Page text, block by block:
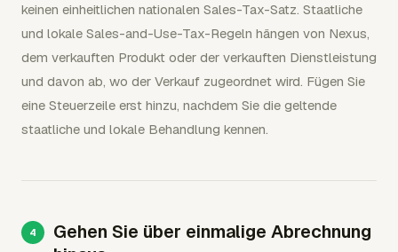
keinen einheitlichen nationalen Sales-Tax-Satz. Staatliche
und lokale Sales-and-Use-Tax-Regeln hängen von Nexus,
dem verkauften Produkt oder der verkauften Dienstleistung
und davon ab, wo der Verkauf zugeordnet wird. Fügen Sie
eine Steuerzeile erst hinzu, nachdem Sie die geltende
staatliche und lokale Behandlung kennen.
Gehen Sie über einmalige Abrechnung